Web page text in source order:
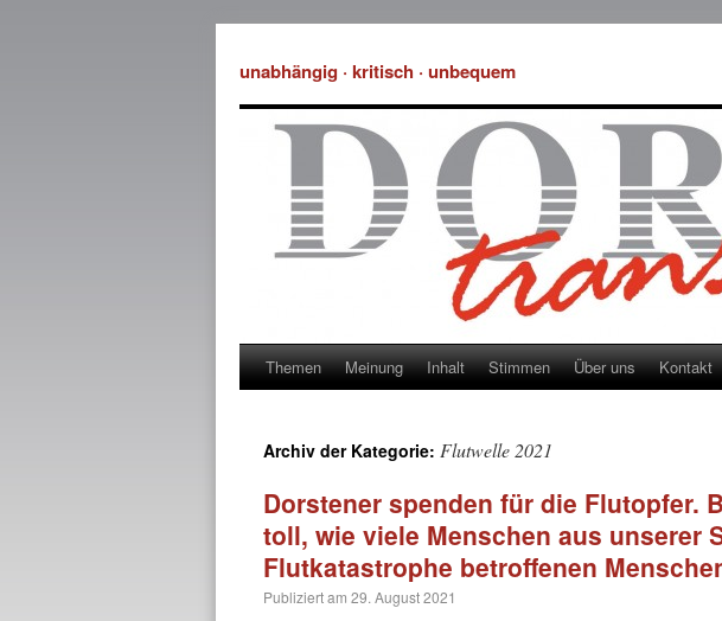
unabhängig · kritisch · unbequem
Themen Meinung Inhalt Stimmen Über uns Kontakt
Archiv der Kategorie: Flutwelle 2021
Dorstener spenden für die Flutopfer.
toll, wie viele Menschen aus unserer
Flutkatastrophe betroffenen
Publiziert am 29. August 2021